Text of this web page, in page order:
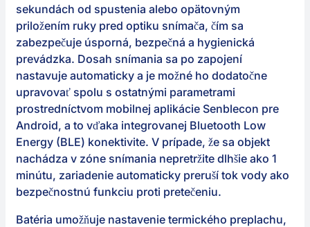
sekundách od spustenia alebo opätovným
priložením ruky pred optiku snímača, čím sa
zabezpečuje úsporná, bezpečná a hygienická
prevádzka. Dosah snímania sa po zapojení
nastavuje automaticky a je možné ho dodatočne
upravovať spolu s ostatnými parametrami
prostredníctvom mobilnej aplikácie Senblecon pre
Android, a to vďaka integrovanej Bluetooth Low
Energy (BLE) konektivite. V prípade, že sa objekt
nachádza v zóne snímania nepretržite dlhšie ako 1
minútu, zariadenie automaticky preruší tok vody ako
bezpečnostnú funkciu proti pretečeniu.
Batéria umožňuje nastavenie termického preplachu,